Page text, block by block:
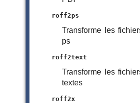
roff2ps
Transforme les
ps
roff2text
Transforme les
textes
roff2x